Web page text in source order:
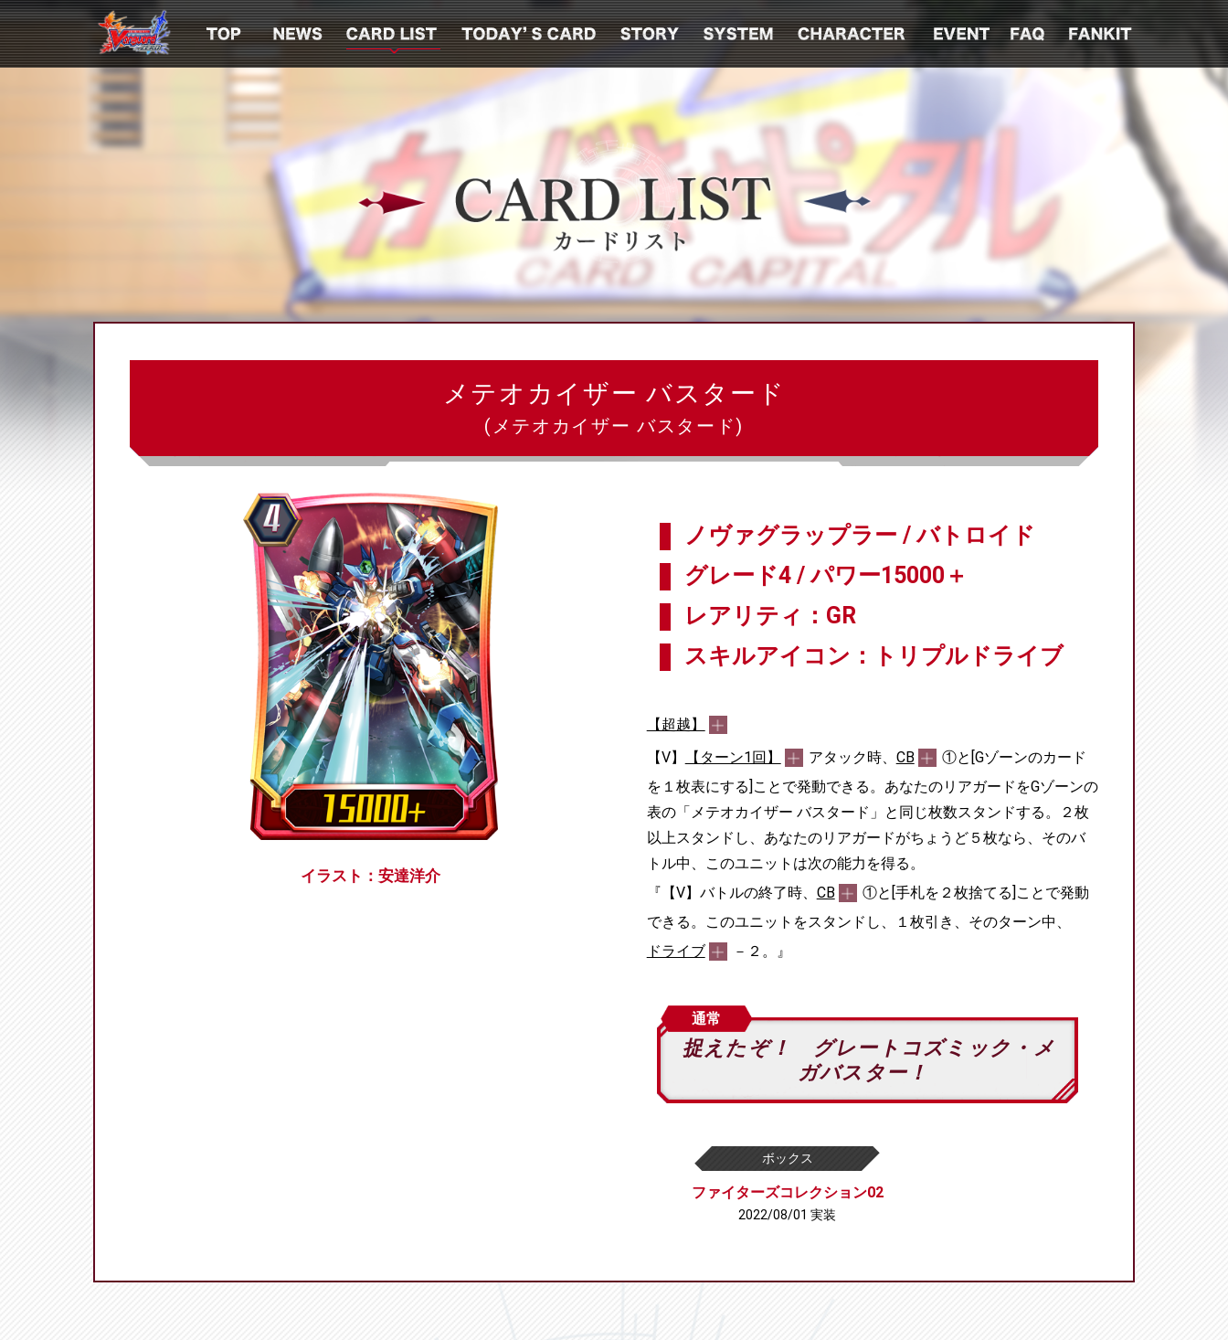
メテオカイザー バスタード
(メテオカイザー バスタード)
イラスト：安達洋介
ノヴァグラップラー / バトロイド
グレード4 / パワー15000＋
レアリティ：GR
スキルアイコン：トリプルドライブ
【超越】
【V】
【ターン1回】 アタック時、 CB
①と[Gゾーンのカード
を１枚表にする]ことで発動できる。あなたのリアガードをGゾーンの
表の「メテオカイザー バスタード」と同じ枚数スタンドする。２枚
以上スタンドし、あなたのリアガードがちょうど５枚なら、そのバ
トル中、このユニットは次の能力を得る。
『【V】バトルの終了時、 CB
①と[手札を２枚捨てる]ことで発動
できる。このユニットをスタンドし、１枚引き、そのターン中、
ドライブ
－２。』
通常
捉えたぞ！ グレートコズミック・メ
ガバスター！
ボックス
ファイターズコレクション02
2022/08/01 実装